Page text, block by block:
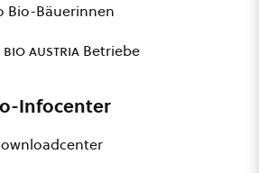
Bio-Bäuerinnen
bio austria Betriebe
Infocenter